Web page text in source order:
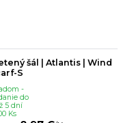
šál | Atlantis | Wind
S
-
do
5 dní
Ks